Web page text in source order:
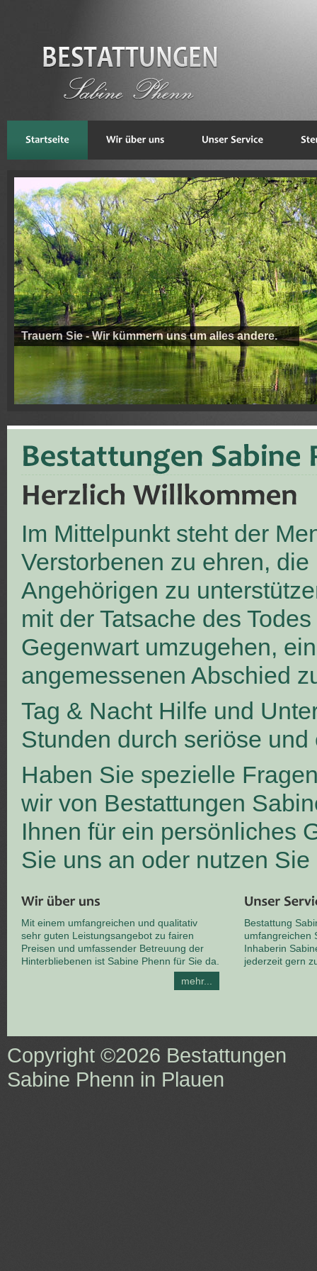
Trauern Sie - Wir kümmern uns um alles andere.
Im Mittelpunkt steht der
Verstorbenen zu ehren, die
Angehörigen zu
mit der Tatsache des
Gegenwart umzugehen,
angemessenen Abschied
Tag & Nacht Hilfe und
Stunden durch seriöse
Haben Sie spezielle
wir von Bestattungen
Ihnen für ein persönliches
Sie uns an oder nutzen
Mit einem umfangreichen und qualitativ
sehr guten Leistungsangebot zu fairen
Preisen und umfassender Betreuung der
Hinterbliebenen ist Sabine Phenn für Sie da.
mehr...
Bestattung
umfangreichen
Inhaberin
jederzeit gern
Copyright ©2026 Bestattungen
Sabine Phenn in Plauen